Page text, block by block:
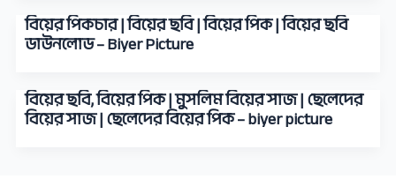
বিয়ের পিকচার | বিয়ের ছবি | বিয়ের পিক | বিয়ের ছবি
ডাউনলোড – Biyer Picture
বিয়ের ছবি, বিয়ের পিক | মুসলিম বিয়ের সাজ | ছেলেদের
বিয়ের সাজ | ছেলেদের বিয়ের পিক – biyer picture